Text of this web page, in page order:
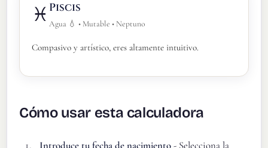
♓ Piscis
Agua 💧 • Mutable • Neptuno
Compasivo y artístico, eres altamente intuitivo.
Cómo usar esta calculadora